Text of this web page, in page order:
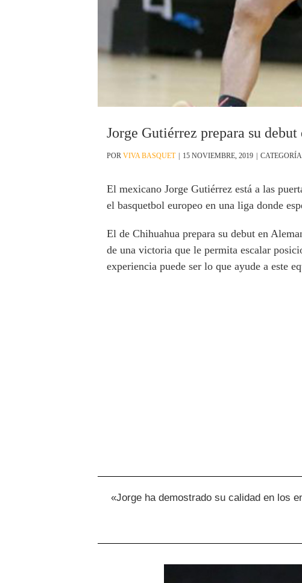
Jorge Gutiérrez prepara su
POR VIVA BASQUET 15 NOVIEMBRE, 2019
El mexicano Jorge Gutiérrez está a las
el basquetbol europeo en una liga donde
El de Chihuahua prepara su debut en
de una victoria que le permita escalar
experiencia puede ser lo que ayude a este
«Jorge ha demostrado su calidad en los